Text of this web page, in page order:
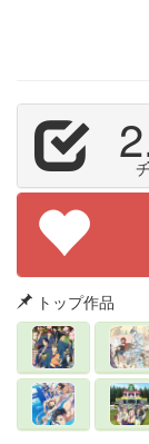
トップ作品